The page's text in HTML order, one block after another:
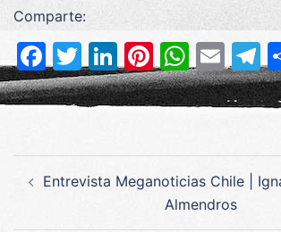
Comparte:
Facebook
Twitter
LinkedIn
Pinterest
de Entrevista Meganoticias Chile |
Almendros